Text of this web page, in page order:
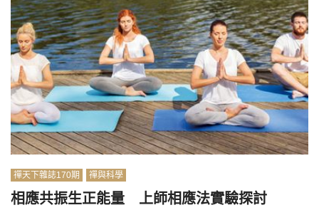
禪天下雜誌170期 禪與科學
相應共振生正能量 上師相應法實驗探討